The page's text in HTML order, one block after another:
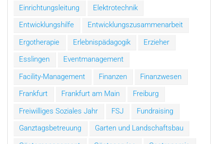
Einrichtungsleitung
Elektrotechnik
Entwicklungshilfe
Entwicklungszusammenarbeit
Ergotherapie
Erlebnispädagogik
Erzieher
Esslingen
Eventmanagement
Facility-Management
Finanzen
Finanzwesen
Frankfurt
Frankfurt am Main
Freiburg
Freiwilliges Soziales Jahr
FSJ
Fundraising
Ganztagsbetreuung
Garten und Landschaftsbau